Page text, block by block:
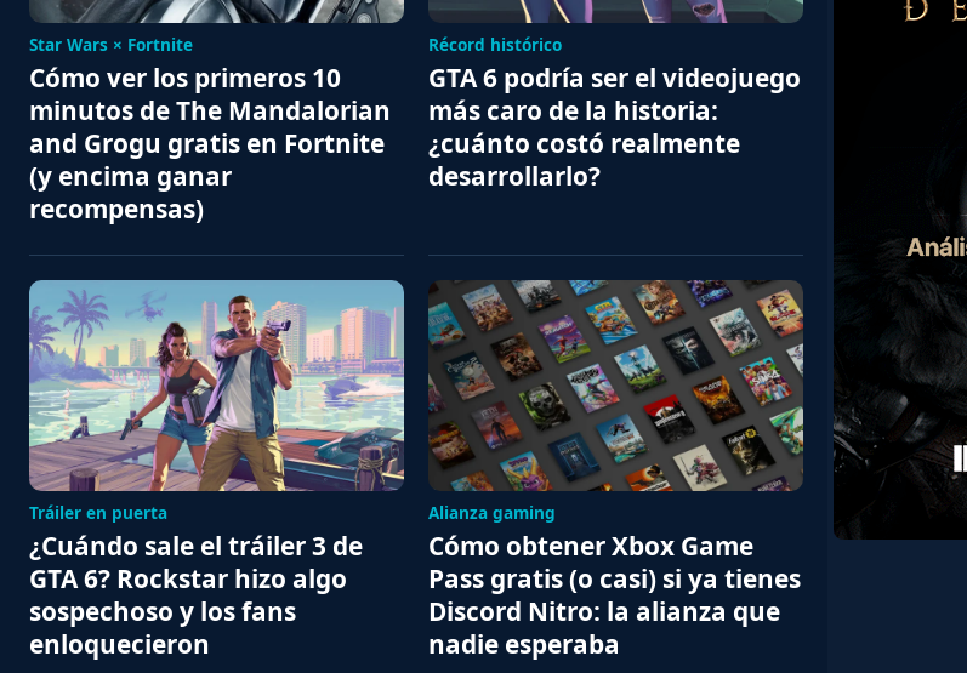
Star Wars × Fortnite
Cómo ver los primeros 10
minutos de The Mandalorian
and Grogu gratis en Fortnite
(y encima ganar
recompensas)
Récord histórico
GTA 6 podría ser el videojuego
más caro de la historia:
¿cuánto costó realmente
desarrollarlo?
Tráiler en puerta
¿Cuándo sale el tráiler 3 de
GTA 6? Rockstar hizo algo
sospechoso y los fans
enloquecieron
Alianza gaming
Cómo obtener Xbox Game
Pass gratis (o casi) si ya tienes
Discord Nitro: la alianza que
nadie esperaba